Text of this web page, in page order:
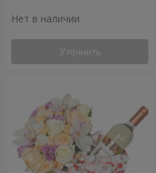
Нет в наличии
Уточнить